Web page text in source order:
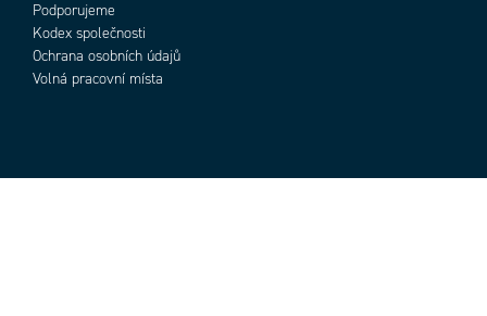
Podporujeme
Kodex společnosti
Ochrana osobních údajů
Volná pracovní místa